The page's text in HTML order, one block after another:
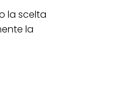
la scelta
la